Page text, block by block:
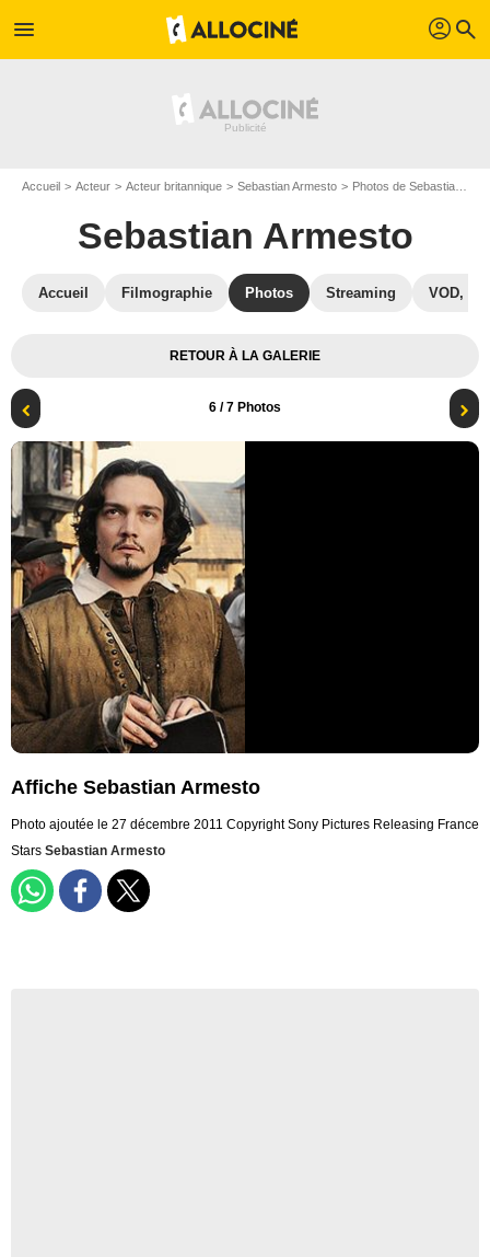
menu profil search
Accueil Acteur Acteur britannique Sebastian Armesto Photos de Sebastian Armesto
Sebastian Armesto
Accueil Filmographie Photos Streaming VOD,
RETOUR À LA GALERIE
6 / 7 Photos
Affiche Sebastian Armesto
Photo ajoutée le 27 décembre 2011 Copyright Sony Pictures Releasing France
Stars Sebastian Armesto